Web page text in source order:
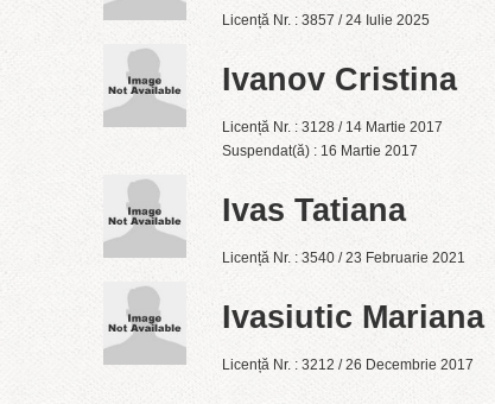
Licență Nr. : 3857 / 24 Iulie 2025
Ivanov Cristina
Licență Nr. : 3128 / 14 Martie 2017
Suspendat(ă) : 16 Martie 2017
Ivas Tatiana
Licență Nr. : 3540 / 23 Februarie 2021
Ivasiutic Mariana
Licență Nr. : 3212 / 26 Decembrie 2017